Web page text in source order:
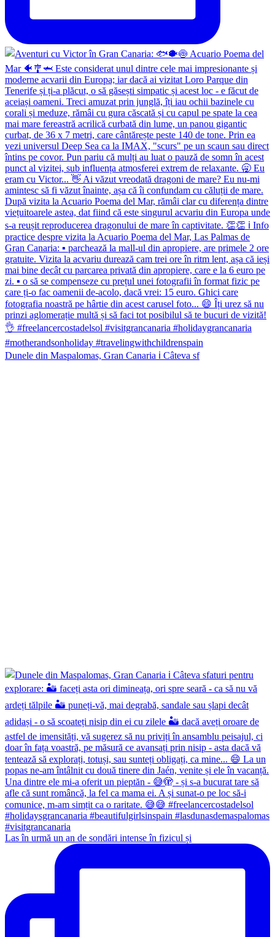
Dunele din Maspalomas, Gran Canaria ℹ️ Câteva sf
Las în urmă un an de sondări intense în fizicul și